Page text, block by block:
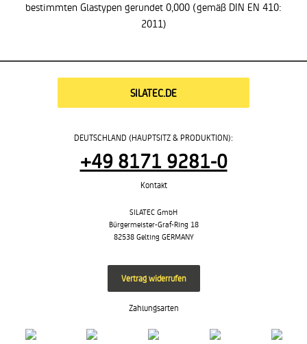
bestimmten Glastypen gerundet 0,000 (gemäß DIN EN 410:
2011)
SILATEC.DE
DEUTSCHLAND (HAUPTSITZ & PRODUKTION):
+49 8171 9281-0
Kontakt
SILATEC GmbH
Bürgermeister-Graf-Ring 18
82538 Gelting GERMANY
Vertrag widerrufen
Zahlungsarten